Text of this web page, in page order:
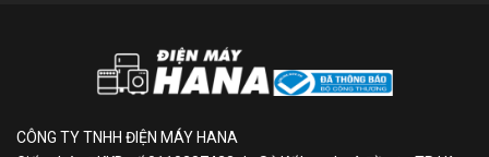
CÔNG TY TNHH ĐIỆN MÁY HANA